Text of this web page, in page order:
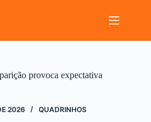
provoca expectativa
2026 QUADRINHOS